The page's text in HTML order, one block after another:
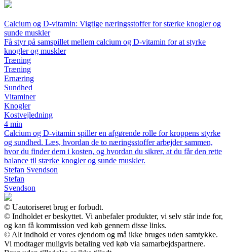
Calcium og D-vitamin: Vigtige næringsstoffer for stærke knogler og
sunde muskler
Få styr på samspillet mellem calcium og D-vitamin for at styrke
knogler og muskler
Træning
Træning
Ernæring
Sundhed
Vitaminer
Knogler
Kostvejledning
4 min
Calcium og D-vitamin spiller en afgørende rolle for kroppens styrke
og sundhed. Læs, hvordan de to næringsstoffer arbejder sammen,
hvor du finder dem i kosten, og hvordan du sikrer, at du får den rette
balance til stærke knogler og sunde muskler.
Stefan Svendson
Stefan
Svendson
© Uautoriseret brug er forbudt.
© Indholdet er beskyttet. Vi anbefaler produkter, vi selv står inde for,
og kan få kommission ved køb gennem disse links.
© Alt indhold er vores ejendom og må ikke bruges uden samtykke.
Vi modtager muligvis betaling ved køb via samarbejdspartnere.